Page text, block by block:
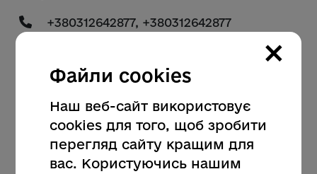
+380312642877, +380312642877
88000, закарпатська обл., м. Ужгород,
https://zk.cdc.gov.ua/
×
Файли cookies
Наш веб-сайт використовує
cookies для того, щоб зробити
перегляд сайту кращим для
вас. Користуючись нашим